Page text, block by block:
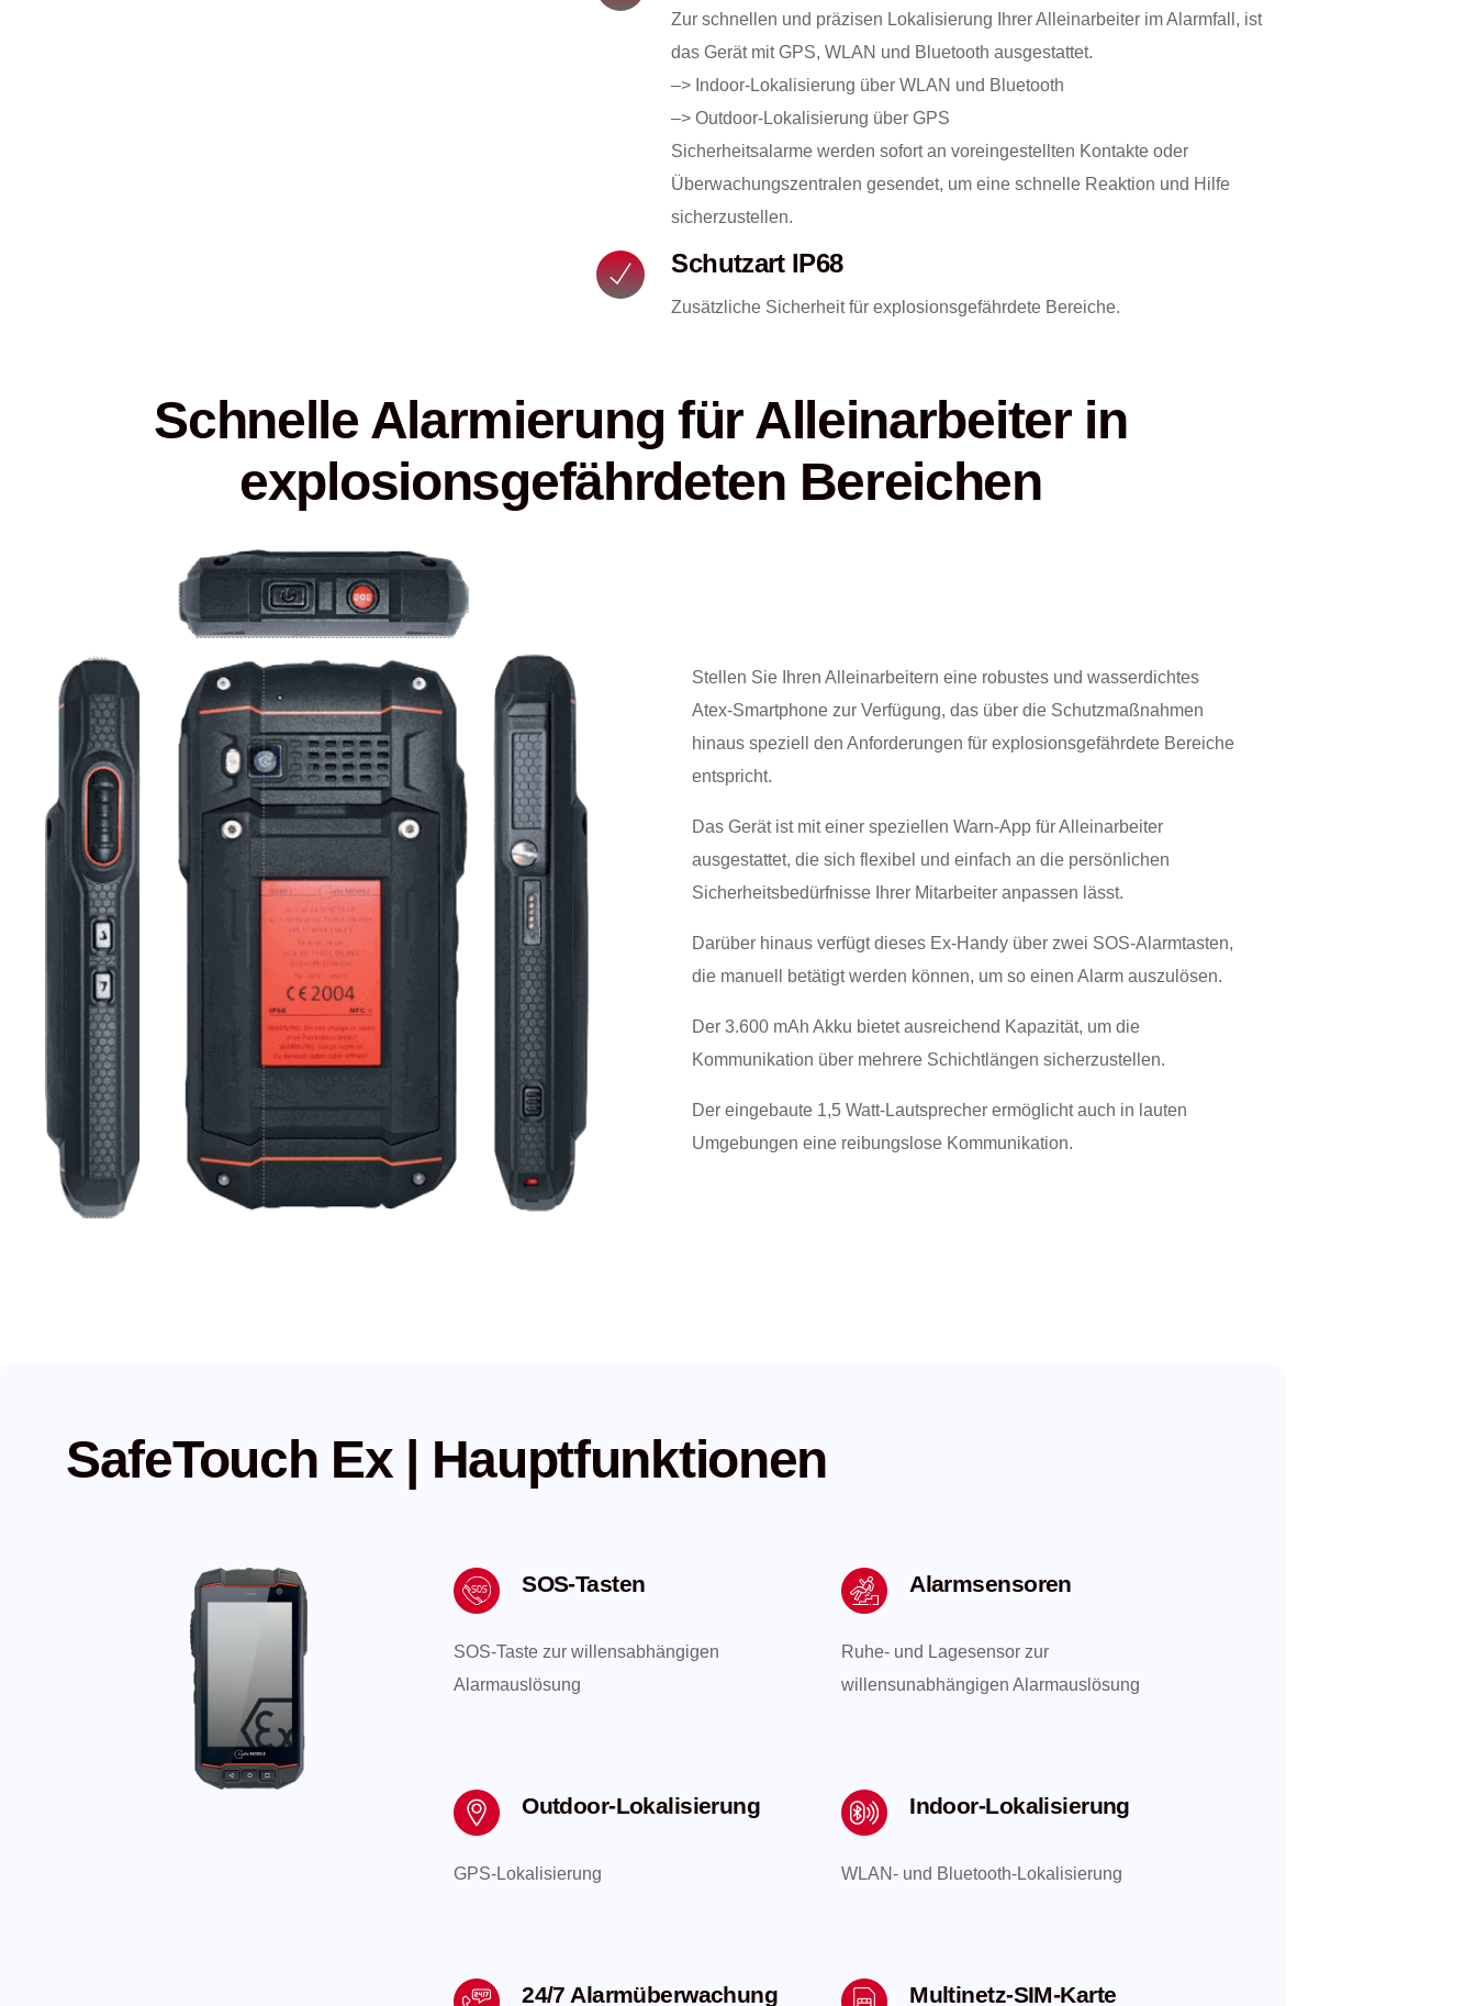
Zur schnellen und präzisen Lokalisierung Ihrer Alleinarbeiter im Alarmfall, ist
das Gerät mit GPS, WLAN und Bluetooth ausgestattet.
–> Indoor-Lokalisierung über WLAN und Bluetooth
–> Outdoor-Lokalisierung über GPS
Sicherheitsalarme werden sofort an voreingestellten Kontakte oder
Überwachungszentralen gesendet, um eine schnelle Reaktion und Hilfe
sicherzustellen.
Schutzart IP68
Zusätzliche Sicherheit für explosionsgefährdete Bereiche.
Schnelle Alarmierung für Alleinarbeiter in
explosionsgefährdeten Bereichen
Stellen Sie Ihren Alleinarbeitern eine robustes und wasserdichtes
Atex-Smartphone zur Verfügung, das über die Schutzmaßnahmen
hinaus speziell den Anforderungen für explosionsgefährdete Bereiche
entspricht.
Das Gerät ist mit einer speziellen Warn-App für Alleinarbeiter
ausgestattet, die sich flexibel und einfach an die persönlichen
Sicherheitsbedürfnisse Ihrer Mitarbeiter anpassen lässt.
Darüber hinaus verfügt dieses Ex-Handy über zwei SOS-Alarmtasten,
die manuell betätigt werden können, um so einen Alarm auszulösen.
Der 3.600 mAh Akku bietet ausreichend Kapazität, um die
Kommunikation über mehrere Schichtlängen sicherzustellen.
Der eingebaute 1,5 Watt-Lautsprecher ermöglicht auch in lauten
Umgebungen eine reibungslose Kommunikation.
SafeTouch Ex | Hauptfunktionen
SOS-Tasten
SOS-Taste zur willensabhängigen
Alarmauslösung
Outdoor-Lokalisierung
GPS-Lokalisierung
24/7 Alarmüberwachung
Alarmsensoren
Ruhe- und Lagesensor zur
willensunabhängigen Alarmauslösung
Indoor-Lokalisierung
WLAN- und Bluetooth-Lokalisierung
Multinetz-SIM-Karte